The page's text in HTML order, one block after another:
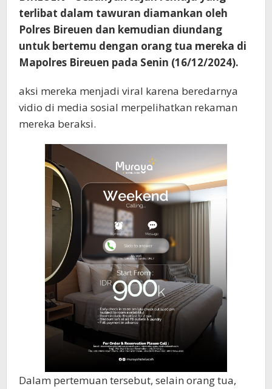
terlibat dalam tawuran diamankan oleh
Polres Bireuen dan kemudian diundang
untuk bertemu dengan orang tua mereka di
Mapolres Bireuen pada Senin (16/12/2024).
aksi mereka menjadi viral karena beredarnya
vidio di media sosial merpelihatkan rekaman
mereka beraksi.
Dalam pertemuan tersebut, selain orang tua,